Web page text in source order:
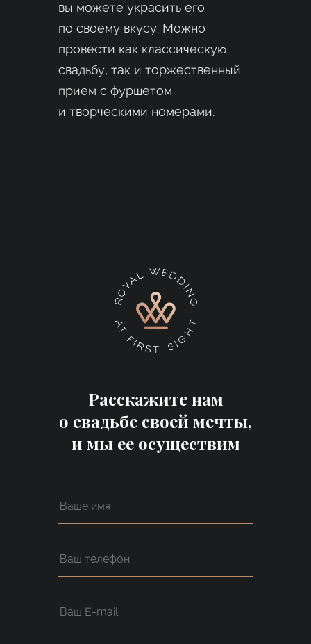
вы можете украсить его
по своему вкусу. Можно
провести как классическую
свадьбу, так и торжественный
прием с фуршетом
и творческими номерами.
Расскажите нам
о свадьбе своей мечты,
и мы ее осуществим